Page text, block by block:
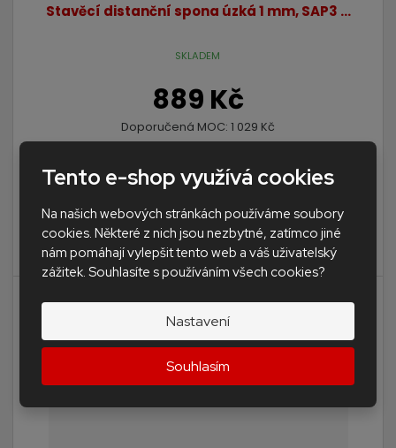
Tento e-shop využívá cookies
Na našich webových stránkách používáme soubory
cookies. Některé z nich jsou nezbytné, zatímco jiné
nám pomáhají vylepšit tento web a váš uživatelský
zážitek. Souhlasíte s používáním všech cookies?
Nastavení
Souhlasím
Stavěcí distanční spona úzká 1 mm, SAP3 ...
889 Kč
Doporučená MOC: 1 029 Kč
734,71 Kč bez DPH
Koupit
SKLADEM
500 ks v sáčku. Stavěcí distanční spona SAP301 nízká,
tloušťka 1 ...